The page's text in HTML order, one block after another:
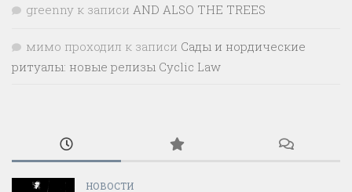
greenny к записи AND ALSO THE TREES
мимо проходил к записи Сады и нордические
ритуалы: новые релизы Cyclic Law
НОВОСТИ